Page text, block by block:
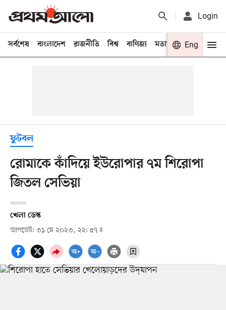
Login
সর্বশেষ বাংলাদেশ রাজনীতি বিশ্ব বাণিজ্য মতামত খেলা
Eng
ফুটবল
রোমাকে কাঁদিয়ে ইউরোপার ৭ম শিরোপা
জিতল সেভিয়া
খেলা ডেস্ক
আপডেট: ৩১ মে ২০২৩, ২২: ৫৭